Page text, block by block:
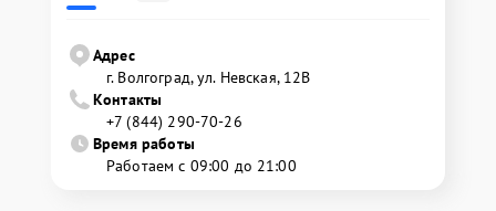
Адрес
г. Волгоград, ул. Невская, 12В
Контакты
+7 (844) 290-70-26
Время работы
Работаем с 09:00 до 21:00